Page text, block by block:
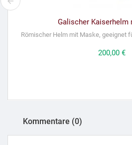
Galischer Kaiserhelm
Römischer Helm mit Maske, geeignet
Preis
200,00 €
Kommentare (0)